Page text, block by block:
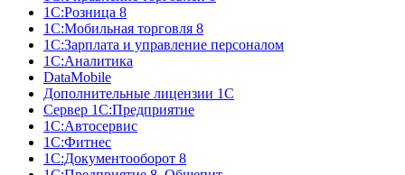
1С:Розница 8
1С:Мобильная торговля 8
1С:Зарплата и управление персоналом
1С:Аналитика
DataMobile
Дополнительные лицензии 1С
Сервер 1С:Предприятие
1С:Автосервис
1С:Фитнес
1С:Документооборот 8